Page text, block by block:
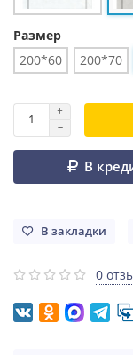
Размер
200*60
200*70
В
В закладки
0